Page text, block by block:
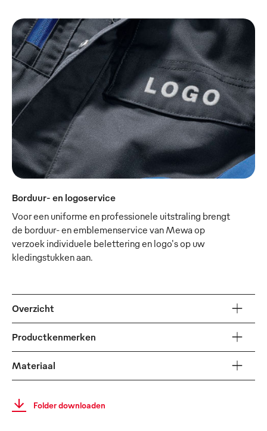
Borduur- en logoservice
Voor een uniforme en professionele uitstraling brengt
de borduur- en emblemenservice van Mewa op
verzoek individuele belettering en logo's op uw
kledingstukken aan.
Overzicht
Productkenmerken
Materiaal
Folder downloaden